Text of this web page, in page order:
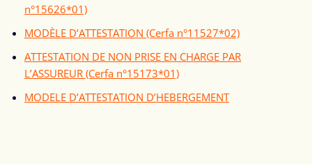
n°15626*01)
MODÈLE D’ATTESTATION (Cerfa n°11527*02)
ATTESTATION DE NON PRISE EN CHARGE PAR
L’ASSUREUR (Cerfa n°15173*01)
MODELE D’ATTESTATION D’HEBERGEMENT